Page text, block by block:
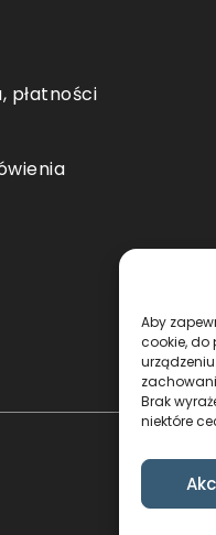
Aby
cookie,
Brak
niektóre
płatności